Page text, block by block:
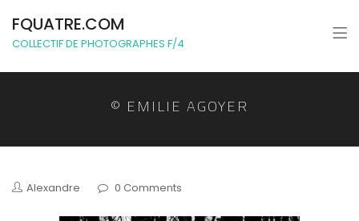
FQUATRE.COM
COLLECTIF DE PHOTOGRAPHES F/4
© EMILIE AGOYER
Alexandre 0 Comments